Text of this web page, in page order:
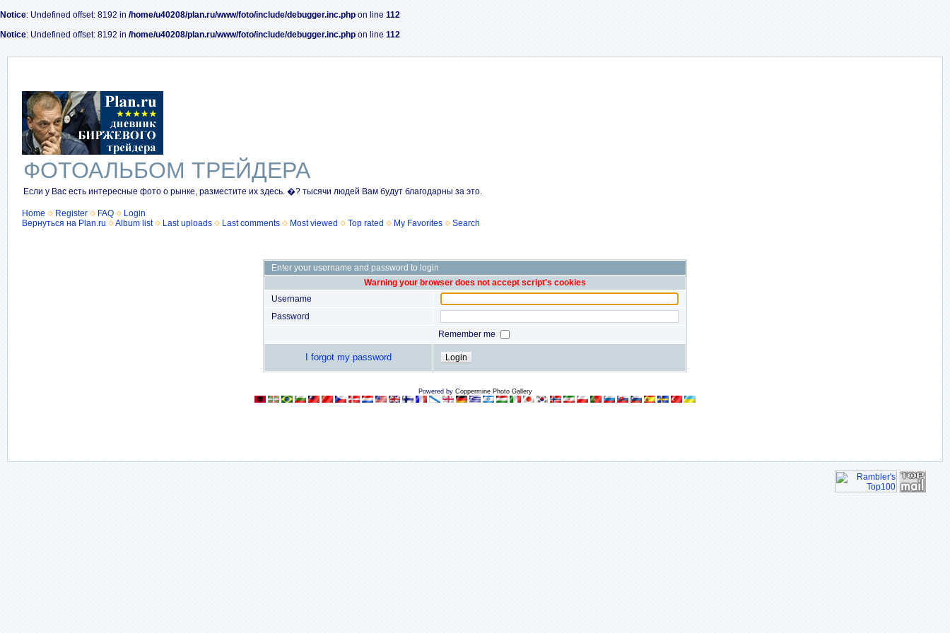
Notice: Undefined offset: 8192 in /home/u40208/plan.ru/www/foto/include/debugger.inc.php on line 112
Notice: Undefined offset: 8192 in /home/u40208/plan.ru/www/foto/include/debugger.inc.php on line 112
ФОТОАЛЬБОМ ТРЕЙДЕРА
Если у Вас есть интересные фото о рынке, разместите их здесь. �? тысячи людей Вам будут благодарны за это.
Home Register FAQ
Login
Вернуться на Plan.ru
Album list Last uploads Last comments Most viewed Top rated My Favorites Search
Enter your username and password to login
Warning your browser does not accept script's cookies
Username
Password
Remember me
I forgot my password
Powered by Coppermine Photo Gallery